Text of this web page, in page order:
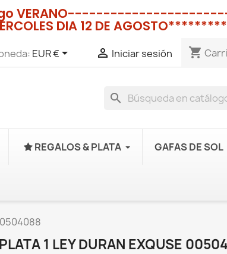
DIA 12 DE
EUR €  Iniciar sesión shopping_cart
search
REGALOS & PLATA GAFAS DE SOL
1 LEY DURAN EXQUSE